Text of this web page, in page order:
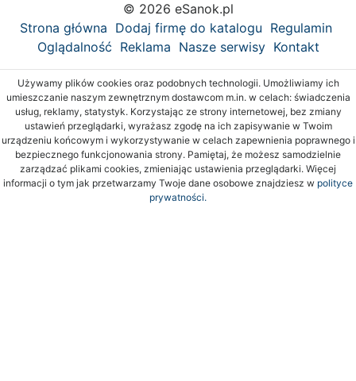
© 2026 eSanok.pl
Strona główna Dodaj firmę do katalogu Regulamin
Oglądalność Reklama Nasze serwisy Kontakt
Używamy plików cookies oraz podobnych technologii. Umożliwiamy ich
umieszczanie naszym zewnętrznym dostawcom m.in. w celach: świadczenia
usług, reklamy, statystyk. Korzystając ze strony internetowej, bez zmiany
ustawień przeglądarki, wyrażasz zgodę na ich zapisywanie w Twoim
urządzeniu końcowym i wykorzystywanie w celach zapewnienia poprawnego i
bezpiecznego funkcjonowania strony. Pamiętaj, że możesz samodzielnie
zarządzać plikami cookies, zmieniając ustawienia przeglądarki. Więcej
informacji o tym jak przetwarzamy Twoje dane osobowe znajdziesz w polityce
prywatności.